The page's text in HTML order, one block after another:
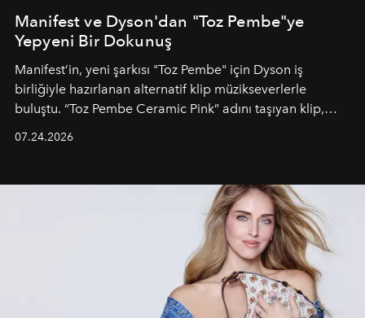
Manifest ve Dyson'dan "Toz Pembe"ye
Yepyeni Bir Dokunuş
Manifest’in, yeni şarkısı "Toz Pembe" için Dyson iş
birliğiyle hazırlanan alternatif klip müzikseverlerle
buluştu. “Toz Pembe Ceramic Pink” adını taşıyan klip,
unsurlarından biri olarak öne çıkıyor.
07.24.2026